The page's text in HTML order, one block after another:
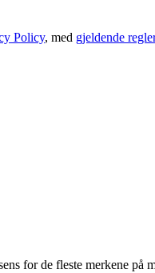
Policy, med gjeldende regler
for de fleste merkene på